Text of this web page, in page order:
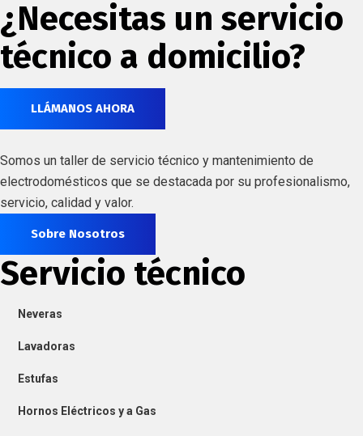
¿Necesitas un servicio
técnico a domicilio?
LLÁMANOS AHORA
Somos un taller de servicio técnico y mantenimiento de
electrodomésticos que se destacada por su profesionalismo,
servicio, calidad y valor.
Sobre Nosotros
Servicio técnico
Neveras
Lavadoras
Estufas
Hornos Eléctricos y a Gas